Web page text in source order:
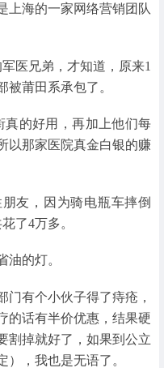
上海的一家网络营销团队
医兄弟，才知道，原来1
被莆田系承包了。
真的好用，再加上他们每
以那家医院真金白银的赚
友，因为骑电瓶车摔倒
了4万多。
油的灯。
门有个小伙子得了痔疮，
的话有半价优惠，结果硬
割掉就好了，如果到公立
），我也是无语了。